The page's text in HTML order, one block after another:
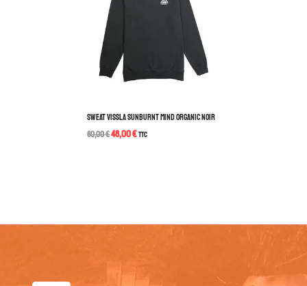
SWEAT VISSLA SUNBURNT MIND ORGANIC NOIR
60,00€48,00€TTC